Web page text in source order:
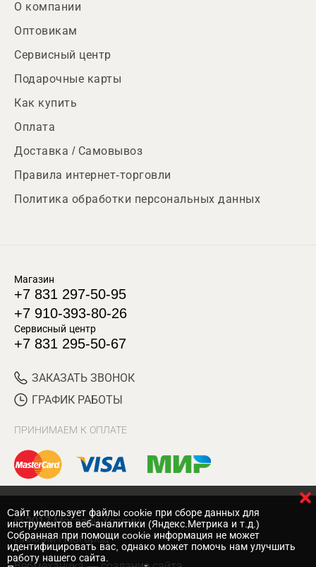
О компании
Оптовикам
Сервисный центр
Подарочные карты
Как купить
Оплата
Доставка / Самовывоз
Правила интернет-торговли
Политика обработки персональных данных
Магазин
+7 831 297-50-95
+7 910-393-80-26
Сервисный центр
+7 831 295-50-67
ЗАКАЗАТЬ ЗВОНОК
ГРАФИК РАБОТЫ
ПРИНИМАЕМ К ОПЛАТЕ
© 2017 Магазин Хозяин
Нижний Новгород
Cайт использует файлы cookie при сборе данных для
инструментов веб-аналитики (Яндекс.Метрика и т.д.)
Собранная при помощи cookie информация не может
идентифицировать вас, однако может помочь нам улучшить
работу нашего сайта.